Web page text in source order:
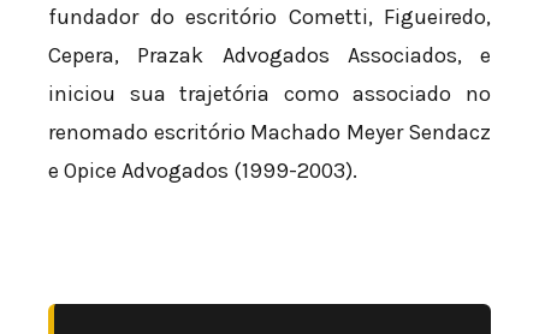
fundador do escritório Cometti, Figueiredo,
Cepera, Prazak Advogados Associados, e
iniciou sua trajetória como associado no
renomado escritório Machado Meyer Sendacz
e Opice Advogados (1999-2003).